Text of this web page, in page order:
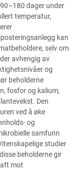
dager under
temperatur,
kan
selv om
avhengig av
og
beholderne
fosfor og kalium,
Den
ved å øke
og
samfunn
studier
beholderne gir
mot